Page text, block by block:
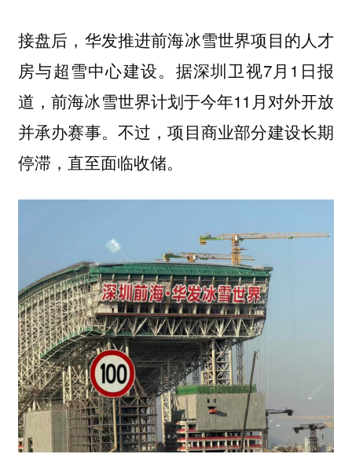
接盘后，华发推进前海冰雪世界项目的人才
房与超雪中心建设。据深圳卫视7月1日报
道，前海冰雪世界计划于今年11月对外开放
并承办赛事。不过，项目商业部分建设长期
停滞，直至面临收储。